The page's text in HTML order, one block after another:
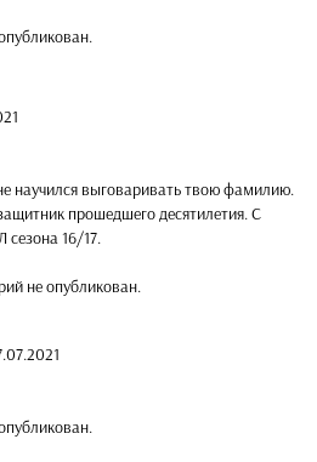
научился выговаривать твою фамилию.
прошедшего десятилетия. С
16/17.
не опубликован.